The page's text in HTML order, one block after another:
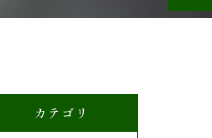
カテゴリ